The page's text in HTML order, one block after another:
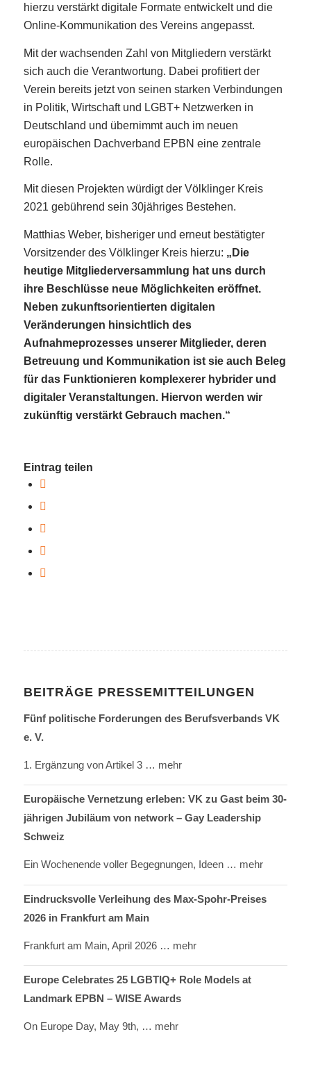
hierzu verstärkt digitale Formate entwickelt und die
Online-Kommunikation des Vereins angepasst.
Mit der wachsenden Zahl von Mitgliedern verstärkt
sich auch die Verantwortung. Dabei profitiert der
Verein bereits jetzt von seinen starken Verbindungen
in Politik, Wirtschaft und LGBT+ Netzwerken in
Deutschland und übernimmt auch im neuen
europäischen Dachverband EPBN eine zentrale
Rolle.
Mit diesen Projekten würdigt der Völklinger Kreis
2021 gebührend sein 30jähriges Bestehen.
Matthias Weber, bisheriger und erneut bestätigter
Vorsitzender des Völklinger Kreis hierzu: „Die
heutige Mitgliederversammlung hat uns durch
ihre Beschlüsse neue Möglichkeiten eröffnet.
Neben zukunftsorientierten digitalen
Veränderungen hinsichtlich des
Aufnahmeprozesses unserer Mitglieder, deren
Betreuung und Kommunikation ist sie auch Beleg
für das Funktionieren komplexerer hybrider und
digitaler Veranstaltungen. Hiervon werden wir
zukünftig verstärkt Gebrauch machen.“
Eintrag teilen
BEITRÄGE PRESSEMITTEILUNGEN
Fünf politische Forderungen des Berufsverbands VK
e. V.
1. Ergänzung von Artikel 3 … mehr
Europäische Vernetzung erleben: VK zu Gast beim 30-
jährigen Jubiläum von network – Gay Leadership
Schweiz
Ein Wochenende voller Begegnungen, Ideen … mehr
Eindrucksvolle Verleihung des Max-Spohr-Preises
2026 in Frankfurt am Main
Frankfurt am Main, April 2026 … mehr
Europe Celebrates 25 LGBTIQ+ Role Models at
Landmark EPBN – WISE Awards
On Europe Day, May 9th, … mehr